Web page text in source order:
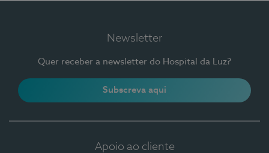
Newsletter
Quer receber a newsletter do Hospital da Luz?
Subscreva aqui
Apoio ao cliente